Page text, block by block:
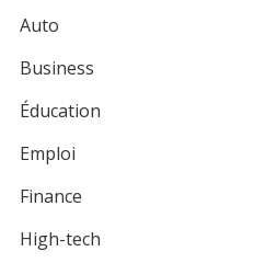
Auto
Business
Éducation
Emploi
Finance
High-tech